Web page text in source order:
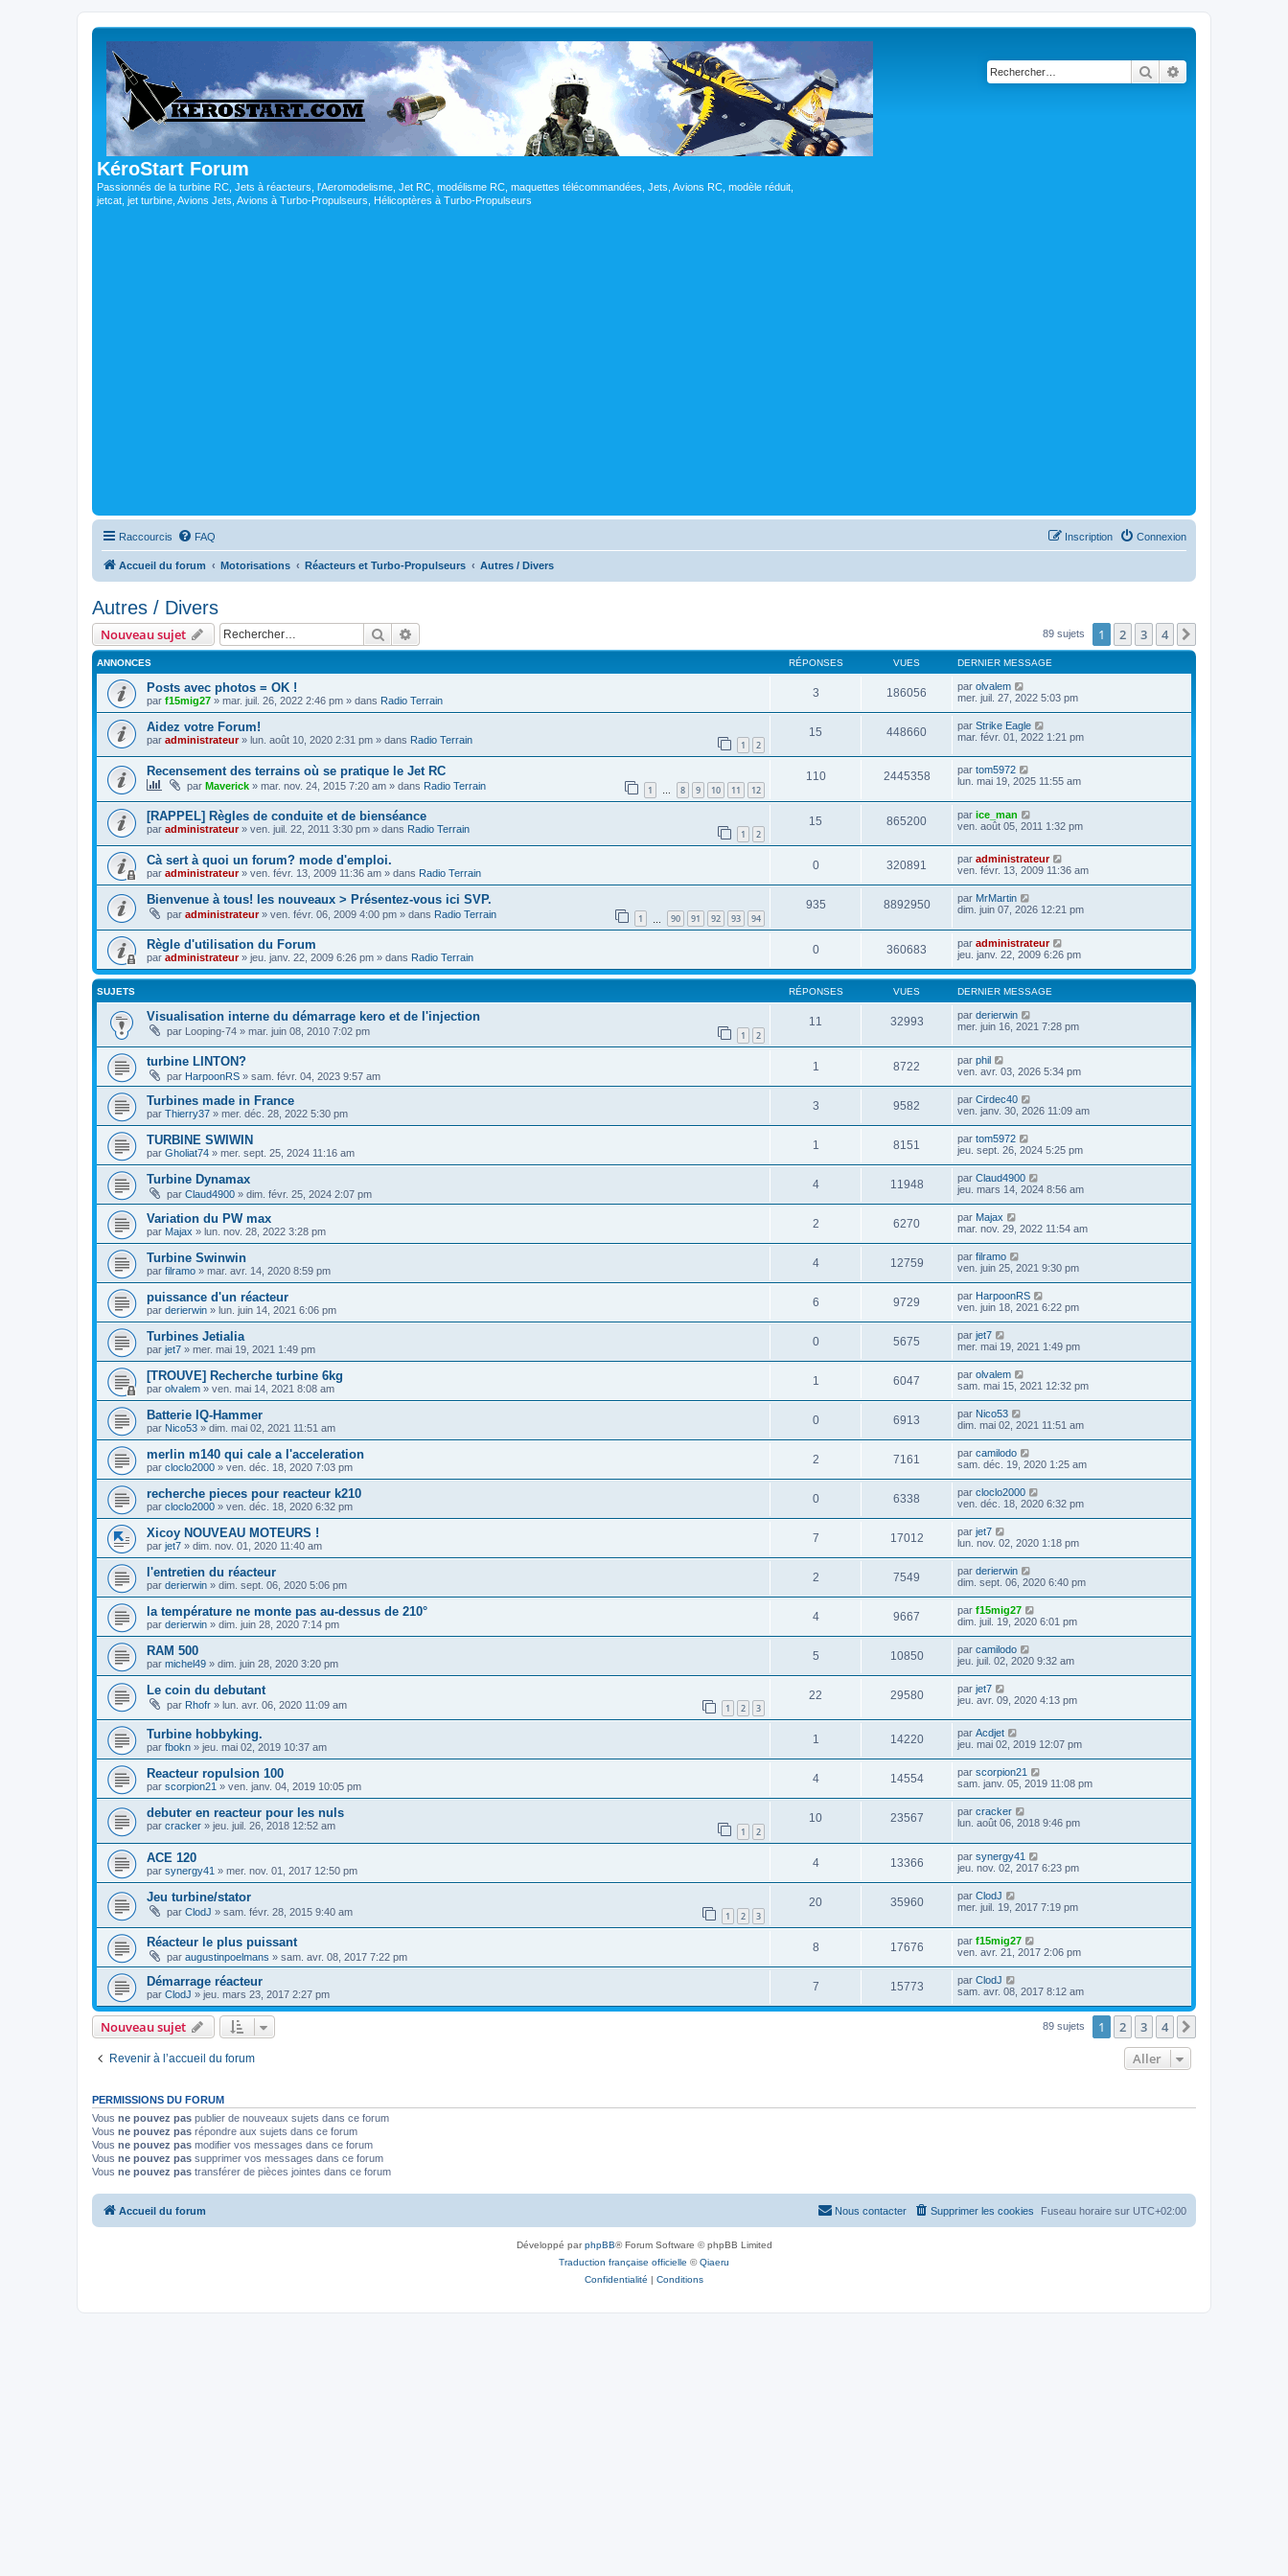
KéroStart Forum
Passionnés de la turbine RC, Jets à réacteurs, l'Aeromodelisme, Jet RC, modélisme RC, maquettes télécommandées, Jets, Avions RC, modèle réduit,
jetcat, jet turbine, Avions Jets, Avions à Turbo-Propulseurs, Hélicoptères à Turbo-Propulseurs
Rechercher
Raccourcis FAQ Connexion
Inscription
Accueil du forum Motorisations Réacteurs et Turbo-Propulseurs Autres / Divers
Autres / Divers
Nouveau sujet Rechercher 89 sujets 1 2 3 4
ANNONCES RÉPONSES VUES DERNIER MESSAGE
Posts avec photos = OK !
par f15mig27 » mar. juil. 26, 2022 2:46 pm » dans Radio Terrain
3 186056 par olvalem
mer. juil. 27, 2022 5:03 pm
Aidez votre Forum!
par administrateur» lun. août 10, 2020 2:31 pm » dans Radio Terrain 1 2
15 448660 par Strike Eagle
mar. févr. 01, 2022 1:21 pm
Recensement des terrains où se pratique le Jet RC
par Maverick » mar. nov. 24, 2015 7:20 am » dans Radio Terrain 1 … 8 9 10 11 12
110 2445358 par tom5972
lun. mai 19, 2025 11:55 am
[RAPPEL] Règles de conduite et de bienséance
par administrateur» ven. juil. 22, 2011 3:30 pm » dans Radio Terrain 1 2
15 865200 par ice_man
ven. août 05, 2011 1:32 pm
Cà sert à quoi un forum? mode d'emploi.
par administrateur» ven. févr. 13, 2009 11:36 am » dans Radio Terrain
0 320891 par administrateur
ven. févr. 13, 2009 11:36 am
Bienvenue à tous! les nouveaux > Présentez-vous ici SVP.
par administrateur» ven. févr. 06, 2009 4:00 pm » dans Radio Terrain 1 90 91 92 93 94
935 8892950 par MrMartin
dim. juin 07, 2026 12:21 pm
Règle d'utilisation du Forum
par administrateur» jeu. janv. 22, 2009 6:26 pm » dans Radio Terrain
0 360683 par administrateur
jeu. janv. 22, 2009 6:26 pm
SUJETS RÉPONSES VUES DERNIER MESSAGE
Visualisation interne du démarrage kero et de l'injection
par Looping-74 » mar. juin 08, 2010 7:02 pm 1 2
11 32993 par derierwin
mer. juin 16, 2021 7:28 pm
turbine LINTON?
par HarpoonRS » sam. févr. 04, 2023 9:57 am
1 8722 par phil
ven. avr. 03, 2026 5:34 pm
Turbines made in France
par Thierry37 » mer. déc. 28, 2022 5:30 pm
3 9582 par Cirdec40
ven. janv. 30, 2026 11:09 am
TURBINE SWIWIN
par Gholiat74 » mer. sept. 25, 2024 11:16 am
1 8151 par tom5972
jeu. sept. 26, 2024 5:25 pm
Turbine Dynamax
par Claud4900 » dim. févr. 25, 2024 2:07 pm
4 11948 par Claud4900
jeu. mars 14, 2024 8:56 am
Variation du PW max
par Majax » lun. nov. 28, 2022 3:28 pm
2 6270 par Majax
mar. nov. 29, 2022 11:54 am
Turbine Swinwin
par filramo » mar. avr. 14, 2020 8:59 pm
4 12759 par filramo
ven. juin 25, 2021 9:30 pm
puissance d'un réacteur
par derierwin » lun. juin 14, 2021 6:06 pm
6 9729 par HarpoonRS
ven. juin 18, 2021 6:22 pm
Turbines Jetialia
par jet7 » mer. mai 19, 2021 1:49 pm
0 5675 par jet7
mer. mai 19, 2021 1:49 pm
[TROUVE] Recherche turbine 6kg
par olvalem » ven. mai 14, 2021 8:08 am
1 6047 par olvalem
sam. mai 15, 2021 12:32 pm
Batterie IQ-Hammer
par Nico53 » dim. mai 02, 2021 11:51 am
0 6913 par Nico53
dim. mai 02, 2021 11:51 am
merlin m140 qui cale a l'acceleration
par cloclo2000 » ven. déc. 18, 2020 7:03 pm
2 7161 par camilodo
sam. déc. 19, 2020 1:25 am
recherche pieces pour reacteur k210
par cloclo2000 » ven. déc. 18, 2020 6:32 pm
0 6338 par cloclo2000
ven. déc. 18, 2020 6:32 pm
Xicoy NOUVEAU MOTEURS !
par jet7 » dim. nov. 01, 2020 11:40 am
7 17012 par jet7
lun. nov. 02, 2020 1:18 pm
l'entretien du réacteur
par derierwin » dim. sept. 06, 2020 5:06 pm
2 7549 par derierwin
dim. sept. 06, 2020 6:40 pm
la température ne monte pas au-dessus de 210°
par derierwin » dim. juin 28, 2020 7:14 pm
4 9667 par f15mig27
dim. juil. 19, 2020 6:01 pm
RAM 500
par michel49 » dim. juin 28, 2020 3:20 pm
5 10850 par camilodo
jeu. juil. 02, 2020 9:32 am
Le coin du debutant
par Rhofr » lun. avr. 06, 2020 11:09 am 1 2 3
22 29580 par jet7
jeu. avr. 09, 2020 4:13 pm
Turbine hobbyking.
par fbokn » jeu. mai 02, 2019 10:37 am
1 14220 par Acdjet
jeu. mai 02, 2019 12:07 pm
Reacteur ropulsion 100
par scorpion21 » ven. janv. 04, 2019 10:05 pm
4 14554 par scorpion21
sam. janv. 05, 2019 11:08 pm
debuter en reacteur pour les nuls
par cracker » jeu. juil. 26, 2018 12:52 am 1 2
10 23567 par cracker
lun. août 06, 2018 9:46 pm
ACE 120
par synergy41 » mer. nov. 01, 2017 12:50 pm
4 13366 par synergy41
jeu. nov. 02, 2017 6:23 pm
Jeu turbine/stator
par ClodJ » sam. févr. 28, 2015 9:40 am 1 2 3
20 35960 par ClodJ
mer. juil. 19, 2017 7:19 pm
Réacteur le plus puissant
par augustinpoelmans » sam. avr. 08, 2017 7:22 pm
8 17676 par f15mig27
ven. avr. 21, 2017 2:06 pm
Démarrage réacteur
par ClodJ » jeu. mars 23, 2017 2:27 pm
7 15773 par ClodJ
sam. avr. 08, 2017 8:12 am
Nouveau sujet 89 sujets 1 2 3 4
Revenir à l’accueil du forum Aller
PERMISSIONS DU FORUM
Vous ne pouvez pas publier de nouveaux sujets dans ce forum
Vous ne pouvez pas répondre aux sujets dans ce forum
Vous ne pouvez pas modifier vos messages dans ce forum
Vous ne pouvez pas supprimer vos messages dans ce forum
Vous ne pouvez pas transférer de pièces jointes dans ce forum
Accueil du forum Fuseau horaire sur UTC+02:00
Supprimer les cookies
Nous contacter
Développé parphpBB® Forum Software © phpBB Limited
Traduction française officielle ©Qiaeru
Confidentialité | Conditions